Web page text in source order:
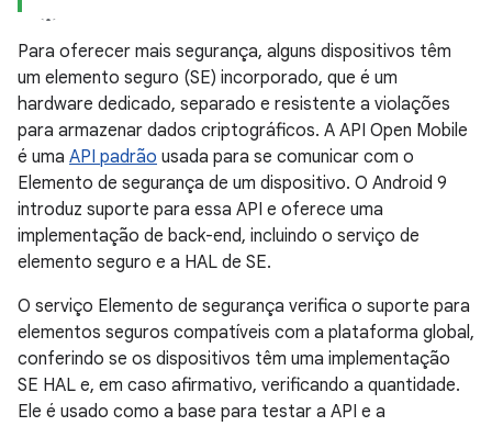
Para oferecer mais segurança, alguns dispositivos têm
um elemento seguro (SE) incorporado, que é um
hardware dedicado, separado e resistente a violações
para armazenar dados criptográficos. A API Open Mobile
é uma API padrão usada para se comunicar com o
Elemento de segurança de um dispositivo. O Android 9
introduz suporte para essa API e oferece uma
implementação de back-end, incluindo o serviço de
elemento seguro e a HAL de SE.
O serviço Elemento de segurança verifica o suporte para
elementos seguros compatíveis com a plataforma global,
conferindo se os dispositivos têm uma implementação
SE HAL e, em caso afirmativo, verificando a quantidade.
Ele é usado como a base para testar a API e a